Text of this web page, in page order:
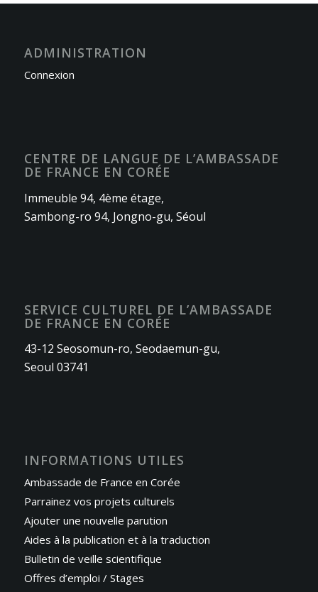
ADMINISTRATION
Connexion
CENTRE DE LANGUE DE L’AMBASSADE
DE FRANCE EN CORÉE
Immeuble 94, 4ème étage,
Sambong-ro 94, Jongno-gu, Séoul
SERVICE CULTUREL DE L’AMBASSADE
DE FRANCE EN CORÉE
43-12 Seosomun-ro, Seodaemun-gu,
Seoul 03741
INFORMATIONS UTILES
Ambassade de France en Corée
Parrainez vos projets culturels
Ajouter une nouvelle parution
Aides à la publication et à la traduction
Bulletin de veille scientifique
Offres d’emploi / Stages